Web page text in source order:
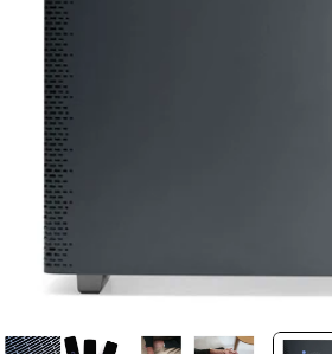
Sie das Medium 13 im Modalformat